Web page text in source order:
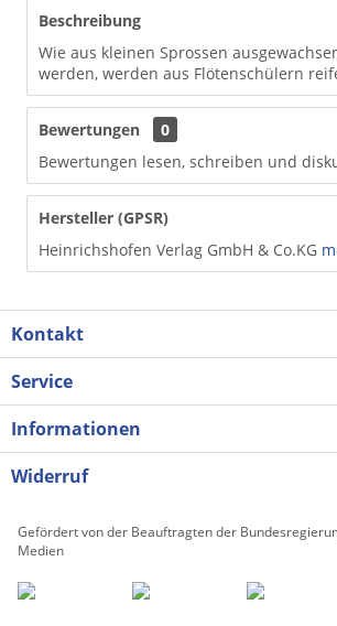
Beschreibung
Wie aus kleinen Sprossen
werden, werden aus Flötenschülern
Bewertungen
0
Bewertungen lesen, schreiben und
Hersteller (GPSR)
Heinrichshofen Verlag GmbH & Co.KG
Kontakt
Service
Informationen
Widerruf
Gefördert von der Beauftragten der
Medien